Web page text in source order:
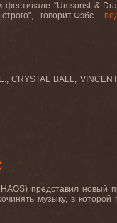
фестивале “Umsonst&
- говорит Фэбс....
CRYSTAL BALL,
представил новый
музыку, в